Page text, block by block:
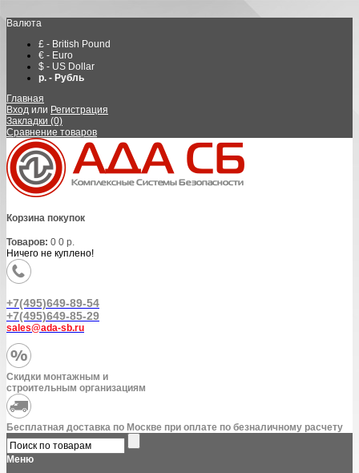
Валюта
£ - British Pound
€ - Euro
$ - US Dollar
р. - Рубль
Главная
Вход или Регистрация
Закладки (0)
Сравнение товаров
Корзина покупок
Товаров: 0 0 р.
Ничего не куплено!
+7(495)649-89-54
+7(495)649-85-29
sales@ada-sb.ru
Скидки монтажным и
строительным организациям
Бесплатная доставка по Москве при оплате по безналичному расчету
Меню